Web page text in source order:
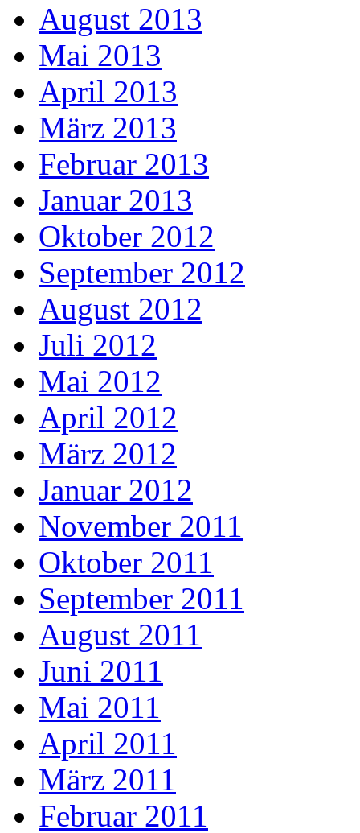
August 2013
Mai 2013
April 2013
März 2013
Februar 2013
Januar 2013
Oktober 2012
September 2012
August 2012
Juli 2012
Mai 2012
April 2012
März 2012
Januar 2012
November 2011
Oktober 2011
September 2011
August 2011
Juni 2011
Mai 2011
April 2011
März 2011
Februar 2011